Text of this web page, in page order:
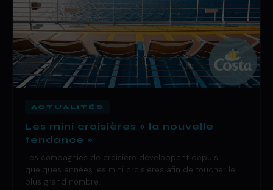
ACTUALITÉS
Les mini croisières « la nouvelle
tendance »
Les compagnies de croisière développent depuis
quelques années les mini croisières afin de toucher le
plus grand nombre…